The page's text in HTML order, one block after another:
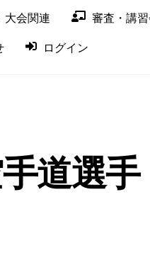
大会関連 審査・講
ログイン
道選手